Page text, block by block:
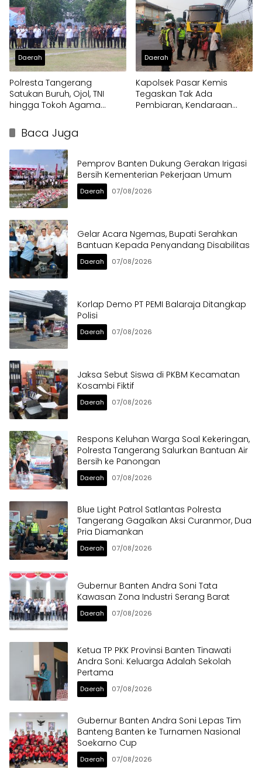
Daerah
Polresta Tangerang
Satukan Buruh, Ojol, TNI
hingga Tokoh Agama
Daerah
Kapolsek Pasar Kemis
Tegaskan Tak Ada
Pembiaran, Kendaraan
Baca Juga
Pemprov Banten Dukung Gerakan Irigasi
Bersih Kementerian Pekerjaan Umum
Daerah 07/08/2026
Gelar Acara Ngemas, Bupati Serahkan
Bantuan Kepada Penyandang Disabilitas
Daerah 07/08/2026
Korlap Demo PT PEMI Balaraja Ditangkap
Polisi
Daerah 07/08/2026
Jaksa Sebut Siswa di PKBM Kecamatan
Kosambi Fiktif
Daerah 07/08/2026
Respons Keluhan Warga Soal Kekeringan,
Polresta Tangerang Salurkan Bantuan Air
Bersih ke Panongan
Daerah 07/08/2026
Blue Light Patrol Satlantas Polresta
Tangerang Gagalkan Aksi Curanmor, Dua
Pria Diamankan
Daerah 07/08/2026
Gubernur Banten Andra Soni Tata
Kawasan Zona Industri Serang Barat
Daerah 07/08/2026
Ketua TP PKK Provinsi Banten Tinawati
Andra Soni: Keluarga Adalah Sekolah
Pertama
Daerah 07/08/2026
Gubernur Banten Andra Soni Lepas Tim
Banteng Banten ke Turnamen Nasional
Soekarno Cup
Daerah 07/08/2026